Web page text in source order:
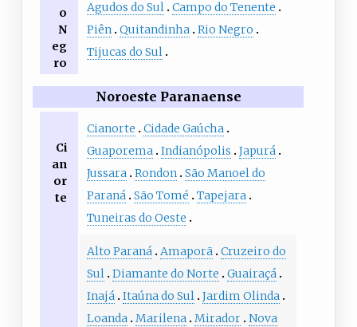
o
N
eg
ro
Agudos do Sul Campo do Tenente
Piên Quitandinha Rio Negro
Tijucas do Sul
Noroeste Paranaense
Ci
an
or
te
Cianorte
Cidade Gaúcha
Guaporema Indianópolis
Japurá
Jussara Rondon São Manoel do
Paraná São Tomé
Tapejara
Tuneiras do Oeste
Alto Paraná Amaporã Cruzeiro do
Sul Diamante do Norte
Guairaçá
Inajá Itaúna do Sul Jardim Olinda
Loanda Marilena Mirador Nova